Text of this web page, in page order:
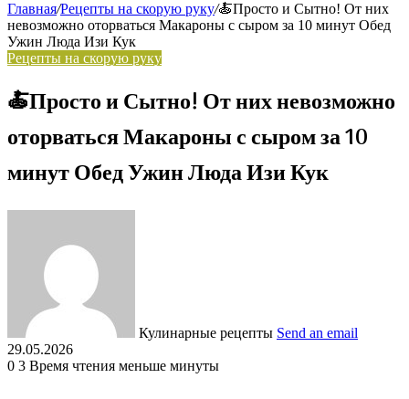
Главная/Рецепты на скорую руку/🍝Просто и Сытно! От них
невозможно оторваться Макароны с сыром за 10 минут Обед
Ужин Люда Изи Кук
Рецепты на скорую руку
🍝Просто и Сытно! От них невозможно
оторваться Макароны с сыром за 10
минут Обед Ужин Люда Изи Кук
Кулинарные рецепты Send an email
29.05.2026
0 3 Время чтения меньше минуты